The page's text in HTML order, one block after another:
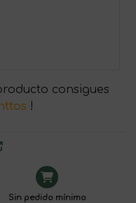
consigues
!
Sin pedido mínimo